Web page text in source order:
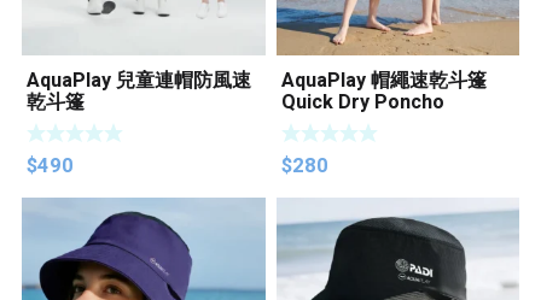
AquaPlay 兒童連帽防風速
乾斗篷
$490
AquaPlay 帽繩速乾斗篷
Quick Dry Poncho
$280